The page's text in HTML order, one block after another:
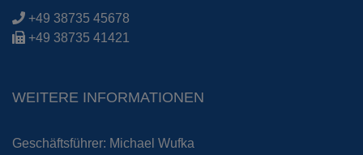
+49 38735 45678
+49 38735 41421
WEITERE INFORMATIONEN
Geschäftsführer: Michael Wufka